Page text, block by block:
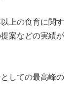
上の食育に関す
案などの実績が
しての最高峰の